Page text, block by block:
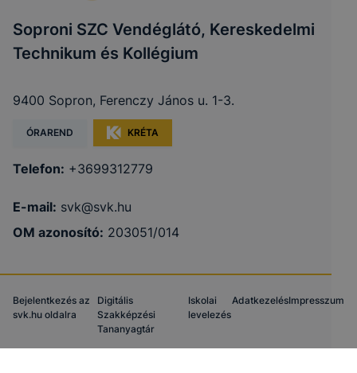
Soproni SZC Vendéglátó, Kereskedelmi
Technikum és Kollégium
9400 Sopron, Ferenczy János u. 1-3.
ÓRAREND KRÉTA
Telefon: +3699312779
E-mail: svk@svk.hu
OM azonosító: 203051/014
Bejelentkezés az
svk.hu oldalra
Digitális
Szakképzési
Tananyagtár
Iskolai
levelezés
AdatkezelésImpresszum